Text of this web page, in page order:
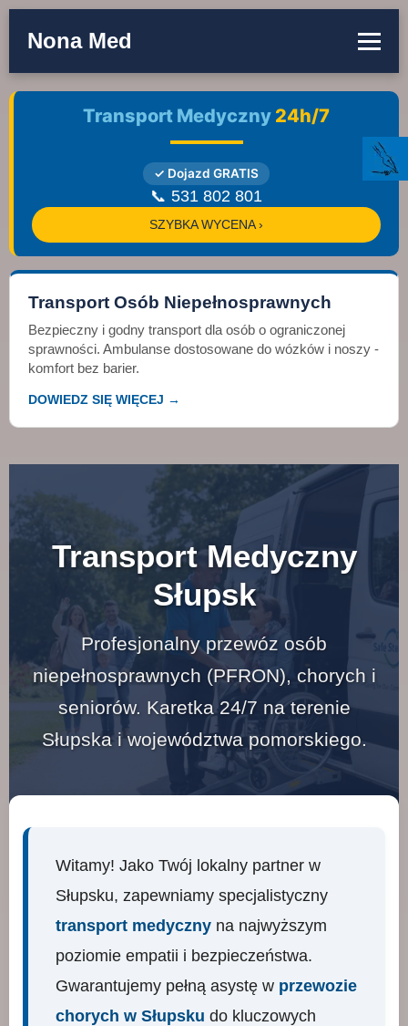
Nona Med
Transport Medyczny 24h/7
✓ Dojazd GRATIS
📞 531 802 801
SZYBKA WYCENA ›
Transport Osób Niepełnosprawnych
Bezpieczny i godny transport dla osób o ograniczonej
sprawności. Ambulanse dostosowane do wózków i noszy -
komfort bez barier.
DOWIEDZ SIĘ WIĘCEJ →
Transport Medyczny
Słupsk
Profesjonalny przewóz osób
niepełnosprawnych (PFRON), chorych i
seniorów. Karetka 24/7 na terenie
Słupska i województwa pomorskiego.
Witamy! Jako Twój lokalny partner w
Słupsku, zapewniamy specjalistyczny
transport medyczny na najwyższym
poziomie empatii i bezpieczeństwa.
Gwarantujemy pełną asystę w przewozie
chorych w Słupsku do kluczowych